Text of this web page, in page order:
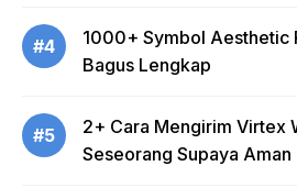
#4
1000+ Symbol Aesthetic
Bagus Lengkap
#5
2+ Cara Mengirim Virtex
Seseorang Supaya Aman